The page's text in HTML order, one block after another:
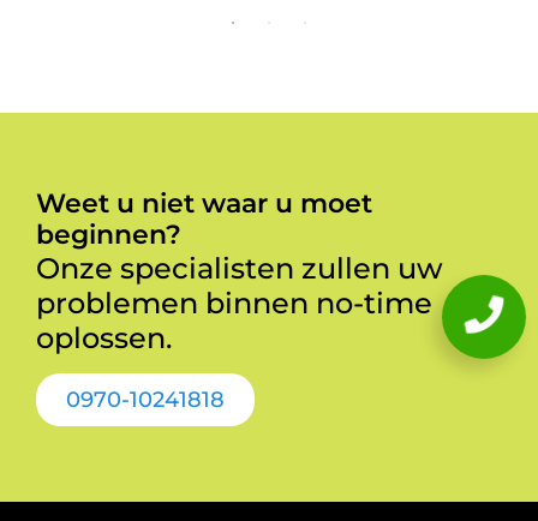
Weet u niet waar u moet
beginnen?
Onze specialisten zullen uw
problemen binnen no-time
oplossen.
0970-10241818